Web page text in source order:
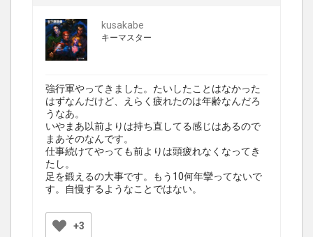
kusakabe
キーマスター
強行軍やってきました。たいしたことはなかった
はずなんだけど、えらく疲れたのは年齢なんだろ
うなあ。
いやまあ以前よりは持ち直してる感じはあるので
まあそのなんです。
仕事続けてやっても前よりは頭疲れなくなってき
たし。
足を鍛えるの大事です。もう10何年攣ってないで
す。自慢するようなことではない。
+3